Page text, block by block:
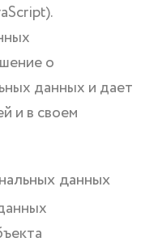
о
данных и дает
и в своем
данных